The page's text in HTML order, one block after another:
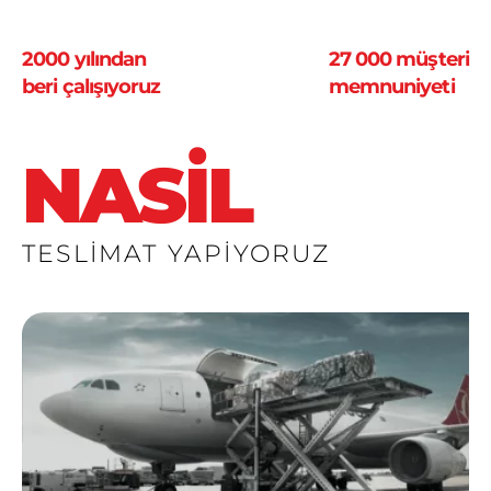
2000 yılından
beri çalışıyoruz
27 000 müşteri
memnuniyeti
NASIL
TESLİMAT YAPIYORUZ